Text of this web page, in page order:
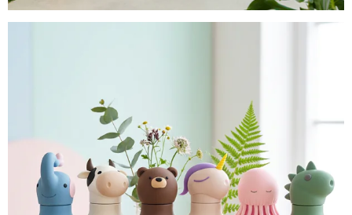
Anniversaire Jungle et Savane